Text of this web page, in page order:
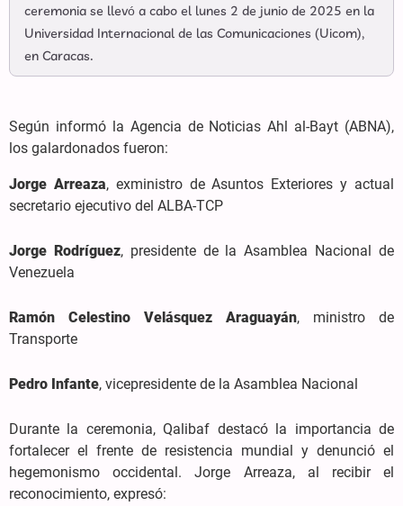
ceremonia se llevó a cabo el lunes 2 de junio de 2025 en la
Universidad Internacional de las Comunicaciones (Uicom),
en Caracas.
Según informó la Agencia de Noticias Ahl al-Bayt (ABNA),
los galardonados fueron:
Jorge Arreaza, exministro de Asuntos Exteriores y actual
secretario ejecutivo del ALBA-TCP
Jorge Rodríguez, presidente de la Asamblea Nacional de
Venezuela
Ramón Celestino Velásquez Araguayán, ministro de
Transporte
Pedro Infante, vicepresidente de la Asamblea Nacional
Durante la ceremonia, Qalibaf destacó la importancia de
fortalecer el frente de resistencia mundial y denunció el
hegemonismo occidental. Jorge Arreaza, al recibir el
reconocimiento, expresó: